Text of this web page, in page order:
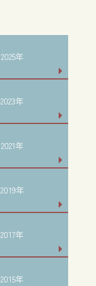
2025年
2023年
2021年
2019年
2017年
2015年